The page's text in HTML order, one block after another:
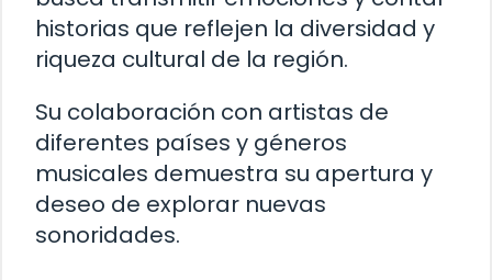
historias que reflejen la diversidad y
riqueza cultural de la región.
Su colaboración con artistas de
diferentes países y géneros
musicales demuestra su apertura y
deseo de explorar nuevas
sonoridades.